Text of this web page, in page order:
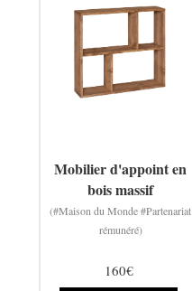
Mobilier d'appoint en
bois massif
(#Maison du Monde #Partenariat
rémunéré)
160€